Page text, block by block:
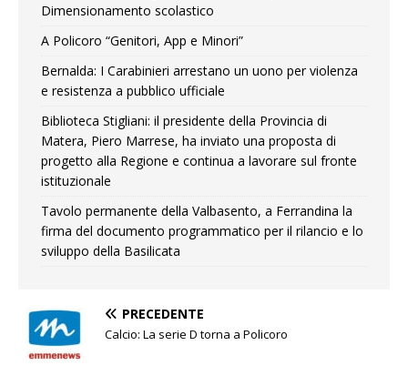
Dimensionamento scolastico
A Policoro “Genitori, App e Minori”
Bernalda: I Carabinieri arrestano un uono per violenza
e resistenza a pubblico ufficiale
Biblioteca Stigliani: il presidente della Provincia di
Matera, Piero Marrese, ha inviato una proposta di
progetto alla Regione e continua a lavorare sul fronte
istituzionale
Tavolo permanente della Valbasento, a Ferrandina la
firma del documento programmatico per il rilancio e lo
sviluppo della Basilicata
PRECEDENTE
Calcio: La serie D torna a Policoro